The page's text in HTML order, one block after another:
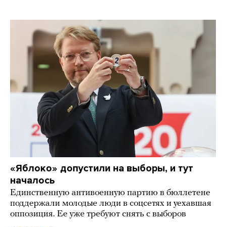
«Яблоко» допустили на выборы, и тут
началось
Единственную антивоенную партию в бюллетене
поддержали молодые люди в соцсетях и уехавшая
оппозиция. Ее уже требуют снять с выборов